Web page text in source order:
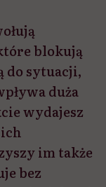
blokują
do sytuacji,
duża
wydajesz
im także
bez